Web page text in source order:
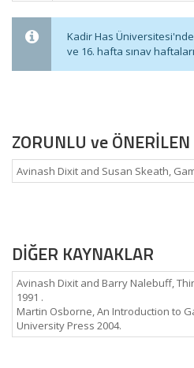
Kadir Has
ve 16. hafta sınav
ZORUNLU ve
Avinash Dixit and Susan Skeath,
DİĞER KAYNAKLAR
Avinash Dixit and Barry Nalebuff,
1991 .
Martin Osborne, An Introduction to
University Press 2004.